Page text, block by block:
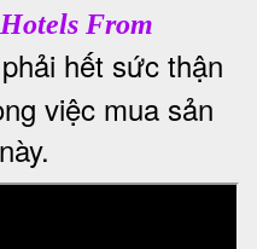
From
hết sức thận
việc mua sản